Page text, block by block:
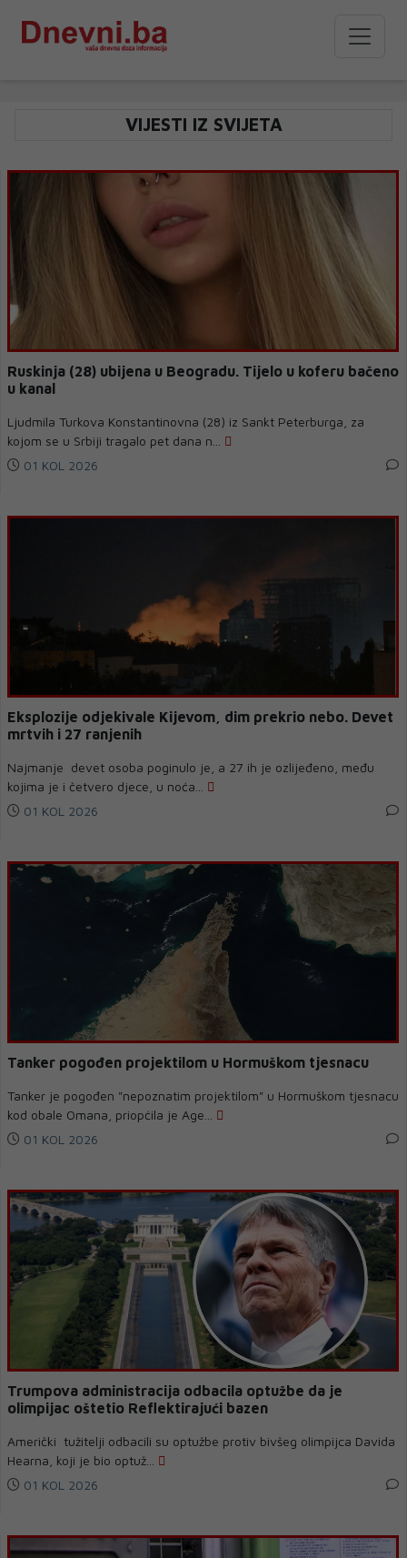
VIJESTI IZ SVIJETA
Ruskinja (28) ubijena u Beogradu. Tijelo u koferu bačeno
u kanal
Ljudmila Turkova Konstantinovna (28) iz Sankt Peterburga, za
kojom se u Srbiji tragalo pet dana n...
01 KOL 2026
Eksplozije odjekivale Kijevom, dim prekrio nebo. Devet
mrtvih i 27 ranjenih
Najmanje devet osoba poginulo je, a 27 ih je ozlijeđeno, među
kojima je i četvero djece, u noća...
01 KOL 2026
Tanker pogođen projektilom u Hormuškom tjesnacu
Tanker je pogođen "nepoznatim projektilom" u Hormuškom tjesnacu
kod obale Omana, priopćila je Age...
01 KOL 2026
Trumpova administracija odbacila optužbe da je
olimpijac oštetio Reflektirajući bazen
Američki tužitelji odbacili su optužbe protiv bivšeg olimpijca Davida
Hearna, koji je bio optuž...
01 KOL 2026